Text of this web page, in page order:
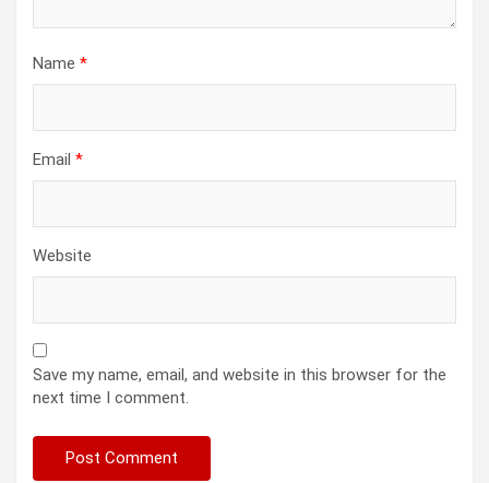
Name *
Email *
Website
Save my name, email, and website in this browser for the
next time I comment.